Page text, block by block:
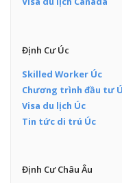
Định Cư Úc
Skilled Worker Úc
Chương trình đầu tư
Visa du lịch Úc
Tin tức di trú Úc
Định Cư Châu Âu